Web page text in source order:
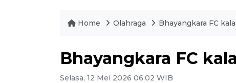
Home Olahraga Bhayangkara FC
Bhayangkara FC
Selasa, 12 Mei 2026 06:02 WIB